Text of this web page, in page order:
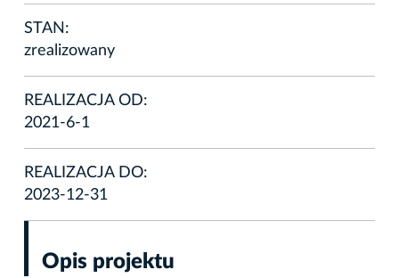
STAN:
zrealizowany
REALIZACJA OD:
2021-6-1
REALIZACJA DO:
2023-12-31
Opis projektu